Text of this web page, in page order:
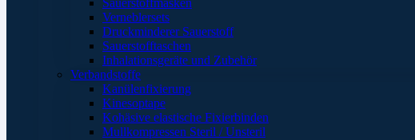
Sauerstoffmasken
Verneblersets
Druckminderer Sauerstoff
Sauerstofftaschen
Inhalationsgeräte und Zubehör
Verbandstoffe
Kanülenfixierung
Kinesoptape
Kohäsive elastische Fixierbinden
Mullkompressen Steril / Unsteril